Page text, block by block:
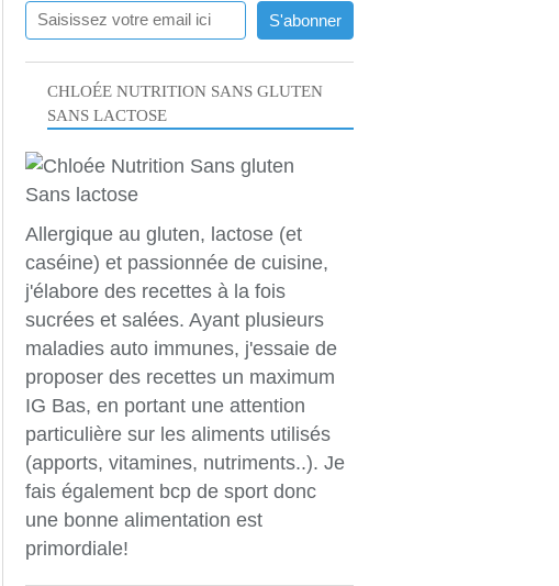
CHLOÉE NUTRITION SANS GLUTEN
SANS LACTOSE
Allergique au gluten, lactose (et
caséine) et passionnée de cuisine,
j'élabore des recettes à la fois
sucrées et salées. Ayant plusieurs
maladies auto immunes, j'essaie de
proposer des recettes un maximum
IG Bas, en portant une attention
particulière sur les aliments utilisés
(apports, vitamines, nutriments..). Je
fais également bcp de sport donc
une bonne alimentation est
primordiale!